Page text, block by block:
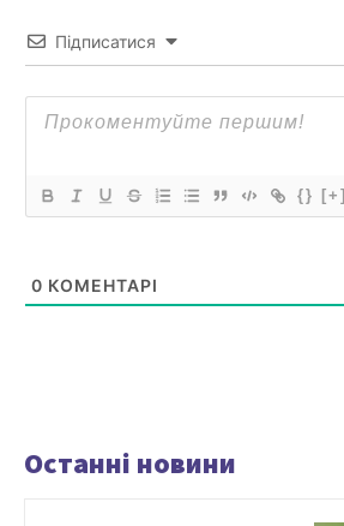
Підписатися
{} [+]
0 КОМЕНТАРІ
Останні новини